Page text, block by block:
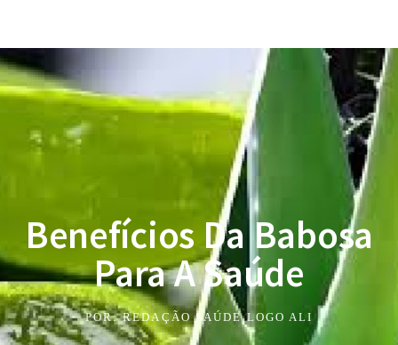
Benefícios Da Babosa
Para A Saúde
POR:REDAÇÃO SAÚDE LOGO ALI